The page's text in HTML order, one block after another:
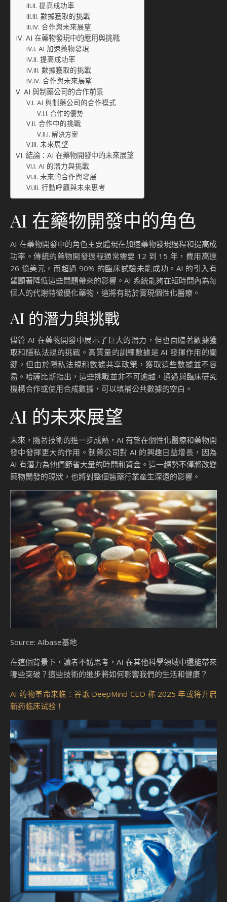
提高成功率
數據獲取的挑戰
合作與未來展望
AI 在藥物發現中的應用與挑戰
AI 加速藥物發現
提高成功率
數據獲取的挑戰
合作與未來展望
AI 與制藥公司的合作前景
AI 與制藥公司的合作模式
合作的優勢
合作中的挑戰
解決方案
未來展望
結論：AI 在藥物開發中的未來展望
AI 的潛力與挑戰
未來的合作與發展
行動呼籲與未來思考
AI 在藥物開發中的角色
AI 在藥物開發中的角色主要體現在加速藥物發現過程和提高成
功率。傳統的藥物開發過程通常需要 12 到 15 年，費用高達
26 億美元，而超過 90% 的臨床試驗未能成功。AI 的引入有
望顯著降低這些問題帶來的影響。AI 系統能夠在短時間內為每
個人的代謝特徵優化藥物，這將有助於實現個性化醫療。
AI 的潛力與挑戰
儘管 AI 在藥物開發中展示了巨大的潛力，但也面臨著數據獲
取和隱私法規的挑戰。高質量的訓練數據是 AI 發揮作用的關
鍵，但由於隱私法規和數據共享政策，獲取這些數據並不容
易。哈薩比斯指出，這些挑戰並非不可逾越，通過與臨床研究
機構合作或使用合成數據，可以填補公共數據的空白。
AI 的未來展望
未來，隨著技術的進一步成熟，AI 有望在個性化醫療和藥物開
發中發揮更大的作用。制藥公司對 AI 的興趣日益增長，因為
AI 有潛力為他們節省大量的時間和資金。這一趨勢不僅將改變
藥物開發的現狀，也將對整個醫藥行業產生深遠的影響。
Source: AIbase基地
在這個背景下，讀者不妨思考，AI 在其他科學領域中還能帶來
哪些突破？這些技術的進步將如何影響我們的生活和健康？
AI 药物革命来临：谷歌 DeepMind CEO 称 2025 年或将开启
新药临床试验！